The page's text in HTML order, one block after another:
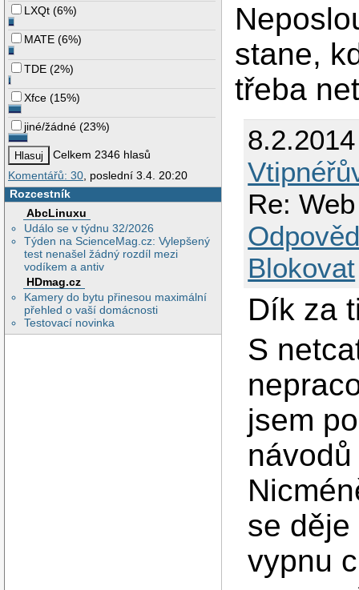
LXQt (6%)
MATE (6%)
TDE (2%)
Xfce (15%)
jiné/žádné (23%)
Celkem 2346 hlasů
Komentářů: 30 , poslední 3.4. 20:20
Rozcestník
AbcLinuxu
Událo se v týdnu 32/2026
Týden na ScienceMag.cz: Vylepšený
test nenašel žádný rozdíl mezi
vodíkem a antiv
HDmag.cz
Kamery do bytu přinesou maximální
přehled o vaší domácnosti
Testovací novinka
stane,
třeba
Re:
Blokovat
Dík za
S
jsem
se
vypnu